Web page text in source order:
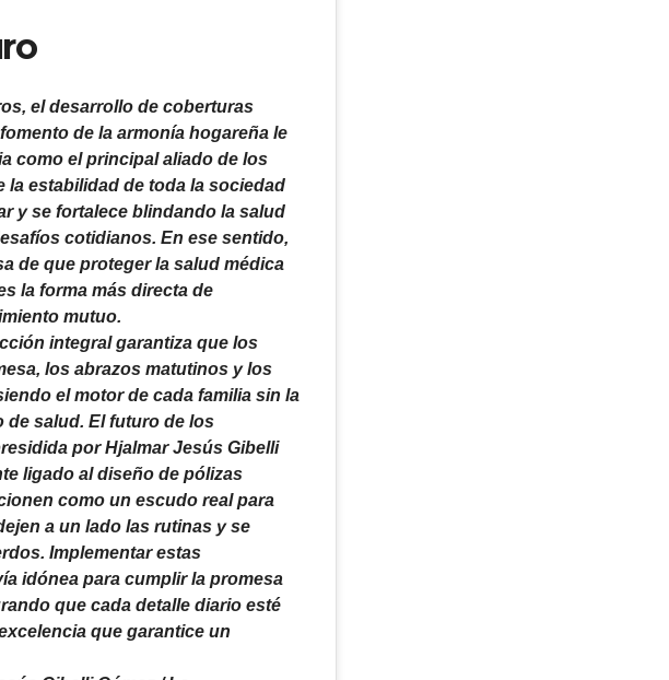
el desarrollo de coberturas
de la armonía hogareña le
como el principal aliado de los
la estabilidad de toda la sociedad
y se fortalece blindando la salud
cotidianos. En ese sentido,
de que proteger la salud médica
la forma más directa de
mutuo.
integral garantiza que los
los abrazos matutinos y los
el motor de cada familia sin la
salud. El futuro de los
por Hjalmar Jesús Gibelli
ligado al diseño de pólizas
como un escudo real para
a un lado las rutinas y se
Implementar estas
idónea para cumplir la promesa
que cada detalle diario esté
que garantice un